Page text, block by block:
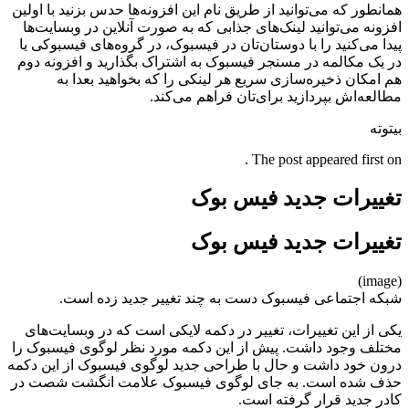
همانطور که می‌توانید از طریق نام این افزونه‌ها حدس بزنید با اولین
افزونه می‌توانید لینک‌های جذابی که به صورت آنلاین در وبسایت‌‌ها
پیدا می‌کنید را با دوستان‌تان در فیسبوک، در گروه‌های فیسبوکی یا
در یک مکالمه در مسنجر فیسبوک به اشتراک بگذارید و افزونه دوم
هم امکان ذخیره‌سازی سریع هر لینکی را که بخواهید بعدا به
مطالعه‌اش بپردازید برای‌تان فراهم می‌کند.
بیتوته
The post appeared first on .
تغییرات جدید فیس بوک
تغییرات جدید فیس بوک
(image)
شبکه اجتماعی فیسبوک دست به چند تغییر جدید زده است.
یکی از این تغییرات، تغییر در دکمه لایکی است که در وبسایت‌های
مختلف وجود داشت. پیش از این دکمه مورد نظر لوگوی فیسبوک را
درون خود داشت و حال با طراحی جدید لوگوی فیسبوک از این دکمه
حذف شده است. به جای لوگوی فیسبوک علامت انگشت شصت در
کادر جدید قرار گرفته است.